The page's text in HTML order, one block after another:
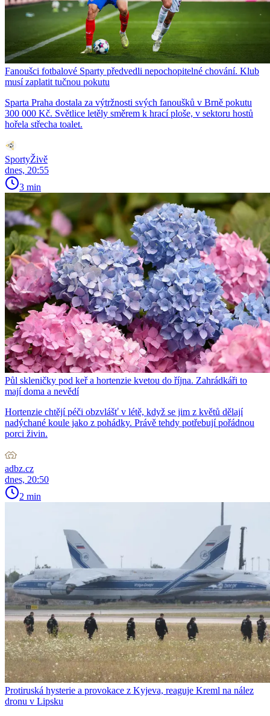
Fanoušci fotbalové Sparty předvedli nepochopitelné chování. Klub
musí zaplatit tučnou pokutu
Sparta Praha dostala za výtržnosti svých fanoušků v Brně pokutu
300 000 Kč. Světlice letěly směrem k hrací ploše, v sektoru hostů
hořela střecha toalet.
SportyŽivě
dnes, 20:55
3 min
Půl skleničky pod keř a hortenzie kvetou do října. Zahrádkáři to
mají doma a nevědí
Hortenzie chtějí péči obzvlášť v létě, když se jim z květů dělají
nadýchané koule jako z pohádky. Právě tehdy potřebují pořádnou
porci živin.
adbz.cz
dnes, 20:50
2 min
Protiruská hysterie a provokace z Kyjeva, reaguje Kreml na nález
dronu v Lipsku